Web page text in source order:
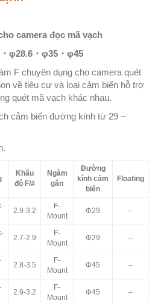
camera đọc mã vạch
φ28.6・φ35・φ45
F chuyên dụng cho camera quét
về tiêu cự và loại cảm biến hỗ trợ
quét mã vạch khác nhau.
cảm biến đường kính từ 29 –
Khẩu
độ F/#
Ngàm
gắn
Đường
kính cảm
biến
Floating
2.9-3.2
F-
Mount
Φ29 –
2.7-2.9
F-
Mount
Φ29 –
2.8-3.5
F-
Mount
Φ45 –
2.9-3.2
F-
Mount
Φ45 –